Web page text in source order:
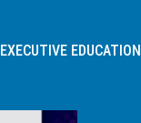
EXECUTIVE EDUCATION